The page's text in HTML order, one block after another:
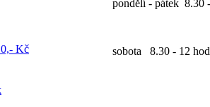
pondělí - pátek 8.30
sobota 8.30 - 12 hod
0,- Kč